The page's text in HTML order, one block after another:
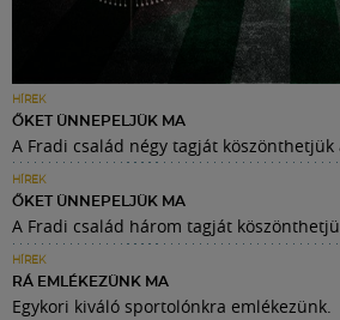
HÍREK
ŐKET ÜNNEPELJÜK MA
A Fradi család négy tagját
HÍREK
ŐKET ÜNNEPELJÜK MA
A Fradi család három tagját
HÍREK
RÁ EMLÉKEZÜNK MA
Egykori kiváló sportolónkra emlékezünk.